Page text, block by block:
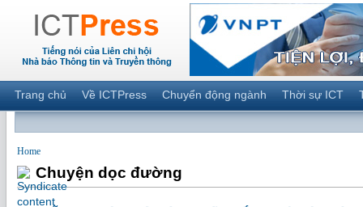
Trang chủ Về ICTPress Chuyển động ngành Thời sự ICT
Home
Chuyện dọc đường